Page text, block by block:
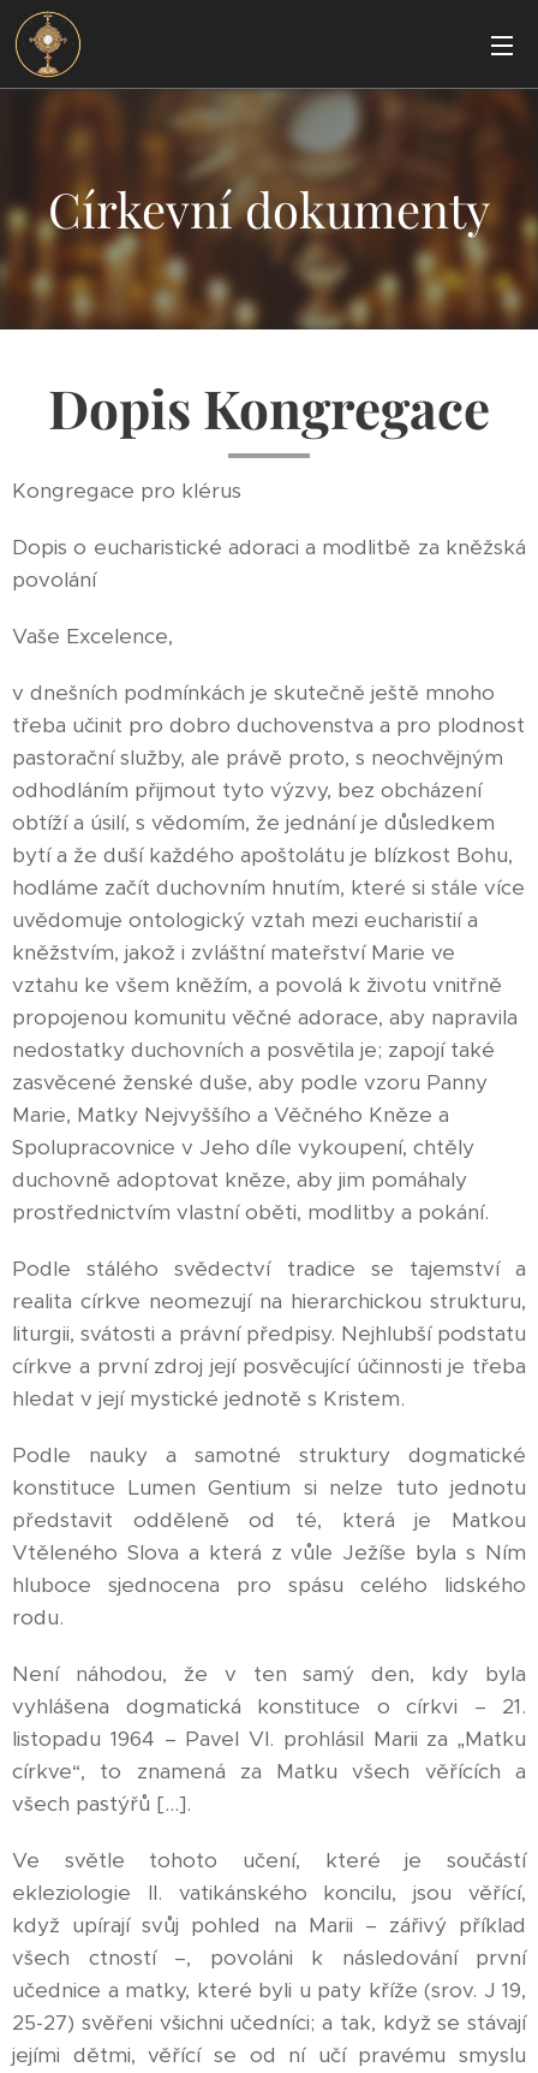
Církevní dokumenty
Dopis Kongregace
Kongregace pro klérus
Dopis o eucharistické adoraci a modlitbě za kněžská
povolání
Vaše Excelence,
v dnešních podmínkách je skutečně ještě mnoho
třeba učinit pro dobro duchovenstva a pro plodnost
pastorační služby, ale právě proto, s neochvějným
odhodláním přijmout tyto výzvy, bez obcházení
obtíží a úsilí, s vědomím, že jednání je důsledkem
bytí a že duší každého apoštolátu je blízkost Bohu,
hodláme začít duchovním hnutím, které si stále více
uvědomuje ontologický vztah mezi eucharistií a
kněžstvím, jakož i zvláštní mateřství Marie ve
vztahu ke všem kněžím, a povolá k životu vnitřně
propojenou komunitu věčné adorace, aby napravila
nedostatky duchovních a posvětila je; zapojí také
zasvěcené ženské duše, aby podle vzoru Panny
Marie, Matky Nejvyššího a Věčného Kněze a
Spolupracovnice v Jeho díle vykoupení, chtěly
duchovně adoptovat kněze, aby jim pomáhaly
prostřednictvím vlastní oběti, modlitby a pokání.
Podle stálého svědectví tradice se tajemství a
realita církve neomezují na hierarchickou strukturu,
liturgii, svátosti a právní předpisy. Nejhlubší podstatu
církve a první zdroj její posvěcující účinnosti je třeba
hledat v její mystické jednotě s Kristem.
Podle nauky a samotné struktury dogmatické
konstituce Lumen Gentium si nelze tuto jednotu
představit odděleně od té, která je Matkou
Vtěleného Slova a která z vůle Ježíše byla s Ním
hluboce sjednocena pro spásu celého lidského
rodu.
Není náhodou, že v ten samý den, kdy byla
vyhlášena dogmatická konstituce o církvi – 21.
listopadu 1964 – Pavel VI. prohlásil Marii za „Matku
církve“, to znamená za Matku všech věřících a
všech pastýřů […].
Ve světle tohoto učení, které je součástí
ekleziologie II. vatikánského koncilu, jsou věřící,
když upírají svůj pohled na Marii – zářivý příklad
všech ctností –, povoláni k následování první
učednice a matky, které byli u paty kříže (srov. J 19,
25-27) svěřeni všichni učedníci; a tak, když se stávají
jejími dětmi, věřící se od ní učí pravému smyslu